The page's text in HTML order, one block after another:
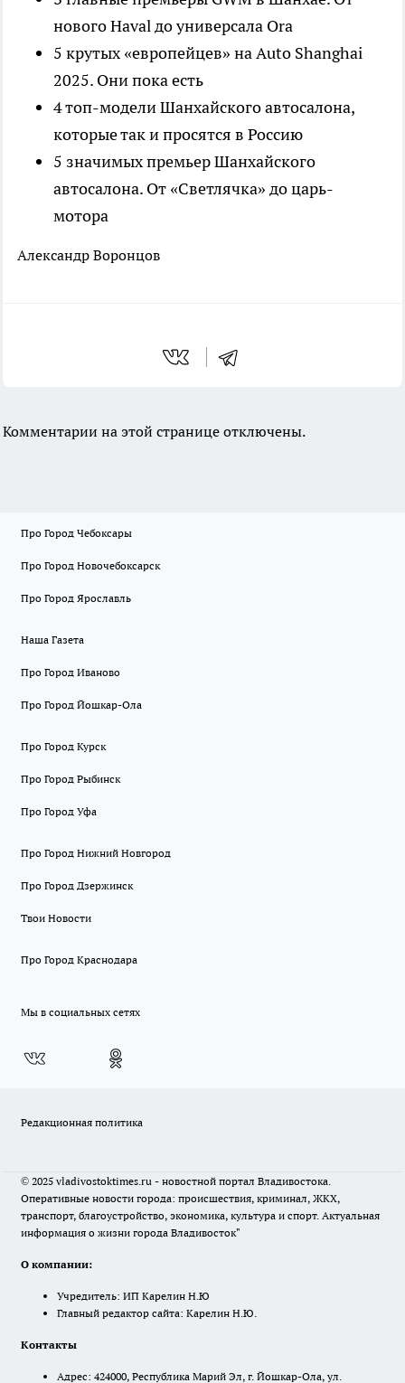
нового Haval до универсала Ora
5 крутых «европейцев» на Auto Shanghai
2025. Они пока есть
4 топ-модели Шанхайского автосалона,
которые так и просятся в Россию
5 значимых премьер Шанхайского
автосалона. От «Светлячка» до царь-
мотора
Александр Воронцов
Комментарии на этой странице отключены.
Про Город Чебоксары
Про Город Новочебоксарск
Про Город Ярославль
Наша Газета
Про Город Иваново
Про Город Йошкар-Ола
Про Город Курск
Про Город Рыбинск
Про Город Уфа
Про Город Нижний Новгород
Про Город Дзержинск
Твои Новости
Про Город Краснодара
Мы в социальных сетях
Редакционная политика
© 2025 vladivostoktimes.ru - новостной портал Владивостока.
Оперативные новости города: происшествия, криминал, ЖКХ,
транспорт, благоустройство, экономика, культура и спорт. Актуальная
информация о жизни города Владивосток"
О компании:
Учредитель: ИП Карелин Н.Ю
Главный редактор сайта: Карелин Н.Ю.
Контакты
Адрес: 424000, Республика Марий Эл, г. Йошкар-Ола, ул.